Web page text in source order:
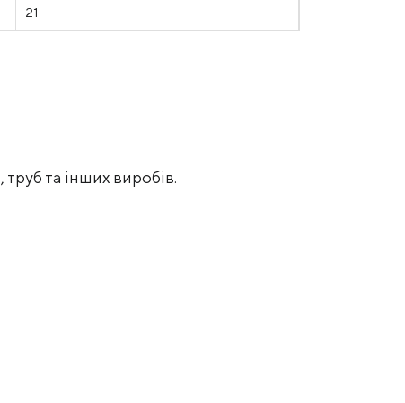
21
та інших виробів.